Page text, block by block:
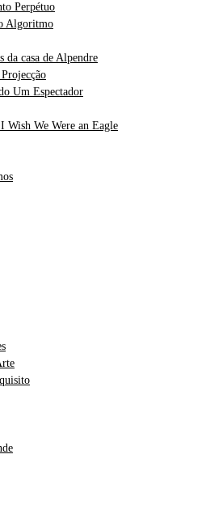
Perpétuo
Algoritmo
da casa de Alpendre
Um Espectador
Wish We Were an Eagle